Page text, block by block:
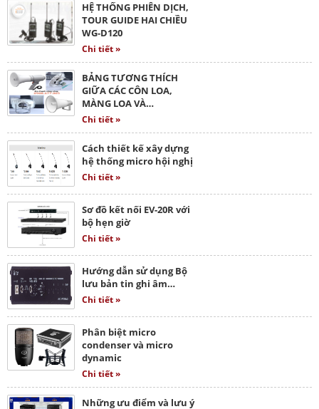
HỆ THỐNG PHIÊN DỊCH,
TOUR GUIDE HAI CHIỀU
WG-D120
Chi tiết »
BẢNG TƯƠNG THÍCH
GIỮA CÁC CÔN LOA,
MÀNG LOA VÀ…
Chi tiết »
Cách thiết kế xây dựng
hệ thống micro hội nghị
Chi tiết »
Sơ đồ kết nối EV-20R với
bộ hẹn giờ
Chi tiết »
Hướng dẫn sử dụng Bộ
lưu bản tin ghi âm…
Chi tiết »
Phân biệt micro
condenser và micro
dynamic
Chi tiết »
Những ưu điểm và lưu ý